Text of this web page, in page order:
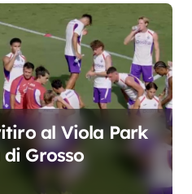
al Viola Park
Grosso